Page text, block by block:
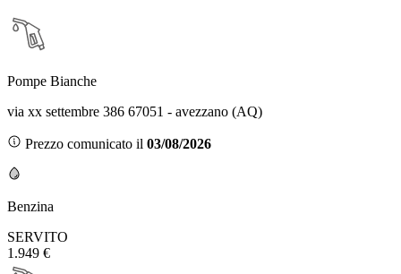
Pompe Bianche
via xx settembre 386 67051 - avezzano (AQ)
Prezzo comunicato il 03/08/2026
Benzina
SERVITO
1.949 €